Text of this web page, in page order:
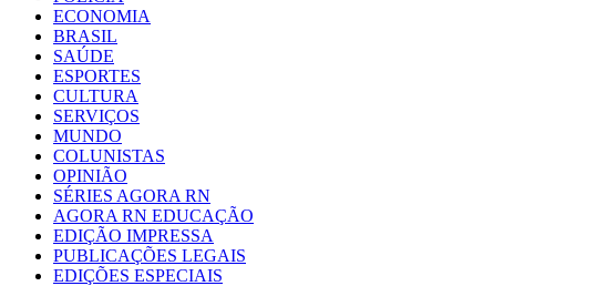
ECONOMIA
BRASIL
SAÚDE
ESPORTES
CULTURA
SERVIÇOS
MUNDO
COLUNISTAS
OPINIÃO
SÉRIES AGORA RN
AGORA RN EDUCAÇÃO
EDIÇÃO IMPRESSA
PUBLICAÇÕES LEGAIS
EDIÇÕES ESPECIAIS